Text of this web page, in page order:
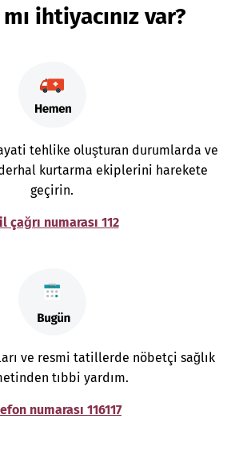
ihtiyacınız var?
tehlike oluşturan durumlarda ve
kurtarma ekiplerini harekete
geçirin.
çağrı numarası 112
ve resmi tatillerde nöbetçi sağlık
tıbbi yardım.
numarası 116117